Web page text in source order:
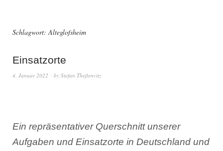
Schlagwort:Alteglofsheim
Einsatzorte
4. Januar 2022 by Stefan Theßenvitz
Ein repräsentativer Querschnitt unserer
Aufgaben und Einsatzorte in Deutschland und